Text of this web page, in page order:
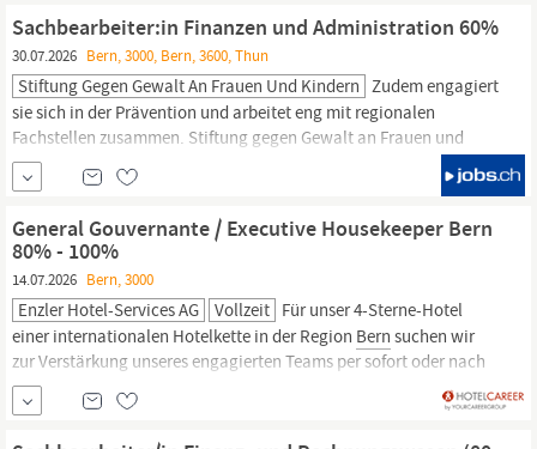
Sachbearbeiter:in Finanzen und Administration 60%
30.07.2026 Bern, 3000, Bern, 3600, Thun
Stiftung Gegen Gewalt An Frauen Und Kindern Zudem engagiert
sie sich in der Prävention und arbeitet eng mit regionalen
Fachstellen zusammen. Stiftung gegen Gewalt an Frauen und
Kindern Aarbergergasse 36 3011
Die Fachstellen Opferhilfe
Lantana und Vista suchen oder nach Vereinbarung eine
und Administration 60% (für die
Standorte inBernund in Thun) Das...
General Gouvernante / Executive Housekeeper Bern
80% - 100%
14.07.2026 Bern, 3000
Enzler Hotel-Services AG Vollzeit Für unser 4-Sterne-Hotel
einer internationalen Hotelkette in der Region Bern suchen wir
zur Verstärkung unseres engagierten Teams per sofort oder nach
Vereinbarung eine motivierte und qualifizierte Persönlichkeit als:
General Gouvernante / Executive Housekeeper
80% - 100% In
dieser Funktion übernehmen Sie eine